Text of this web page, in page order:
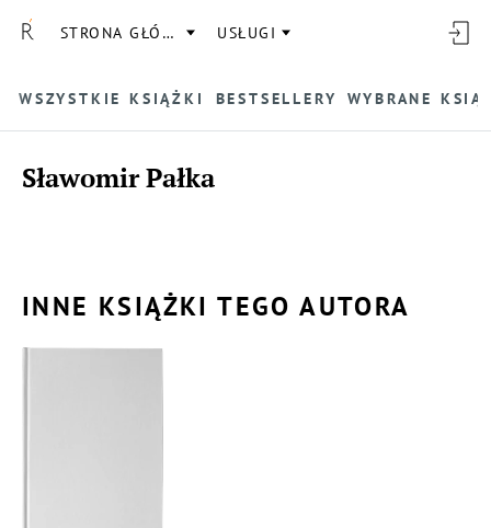
STRONA GŁÓWNA USŁUGI
WSZYSTKIE KSIĄŻKI BESTSELLERY WYBRANE
Sławomir Pałka
INNE KSIĄŻKI TEGO AUTORA